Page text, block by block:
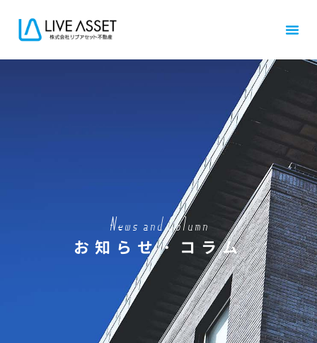
News and Column
お知らせ・コラム